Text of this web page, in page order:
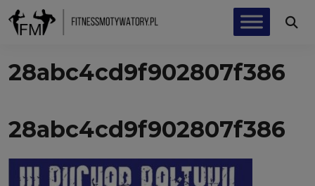
28abc4cd9f902807f386
28abc4cd9f902807f386